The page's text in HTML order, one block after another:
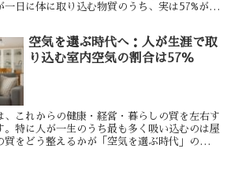
一日に体に取り込む物質のうち、実は57%が室
空気を選ぶ時代へ：人が生涯で取
り込む室内空気の割合は57％
、これからの健康・経営・暮らしの質を左右す
。特に人が一生のうち最も多く吸い込むのは屋
をどう整えるかが「空気を選ぶ時代」の核心